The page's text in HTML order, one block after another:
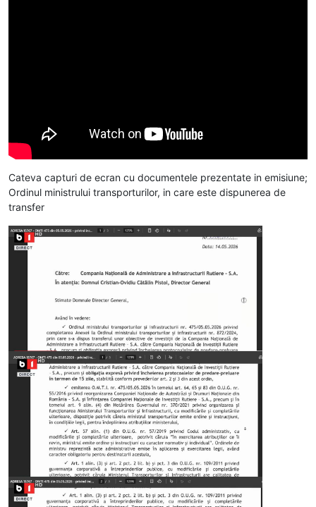
Cateva capturi de ecran cu documentele prezentate in emisiune;
Ordinul ministrului transporturilor, in care este dispunerea de
transfer